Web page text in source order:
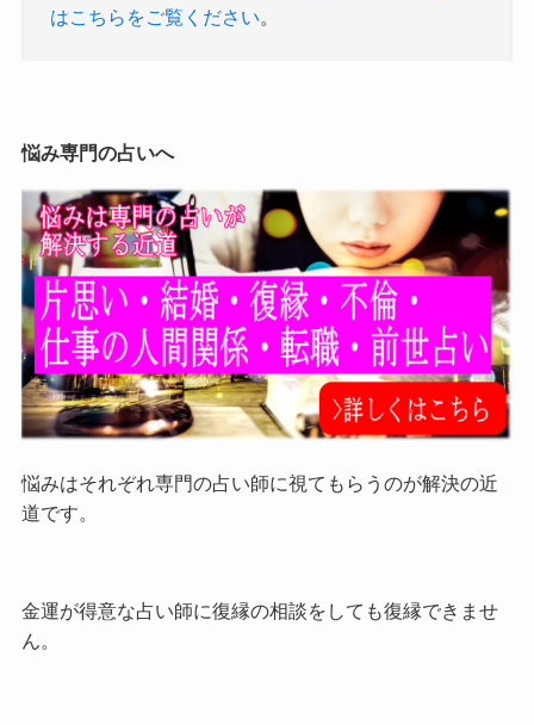
はこちらをご覧ください。
悩み専門の占いへ
悩みはそれぞれ専門の占い師に視てもらうのが解決の近
道です。
金運が得意な占い師に復縁の相談をしても復縁できませ
ん。